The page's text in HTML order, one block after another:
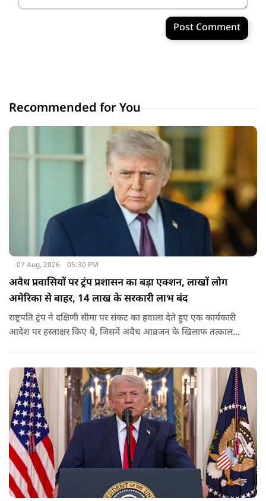
Post Comment
Recommended for You
07 Aug, 2026 05:30 PM
अवैध प्रवासियों पर ट्रंप प्रशासन का बड़ा एक्शन, लाखों लोग
अमेरिका से बाहर, 14 लाख के सरकारी लाभ बंद
राष्ट्रपति ट्रंप ने दक्षिणी सीमा पर संकट का हवाला देते हुए एक कार्यकारी
आदेश पर हस्ताक्षर किए थे, जिसमें अवैध आव्रजन के खिलाफ तत्काल